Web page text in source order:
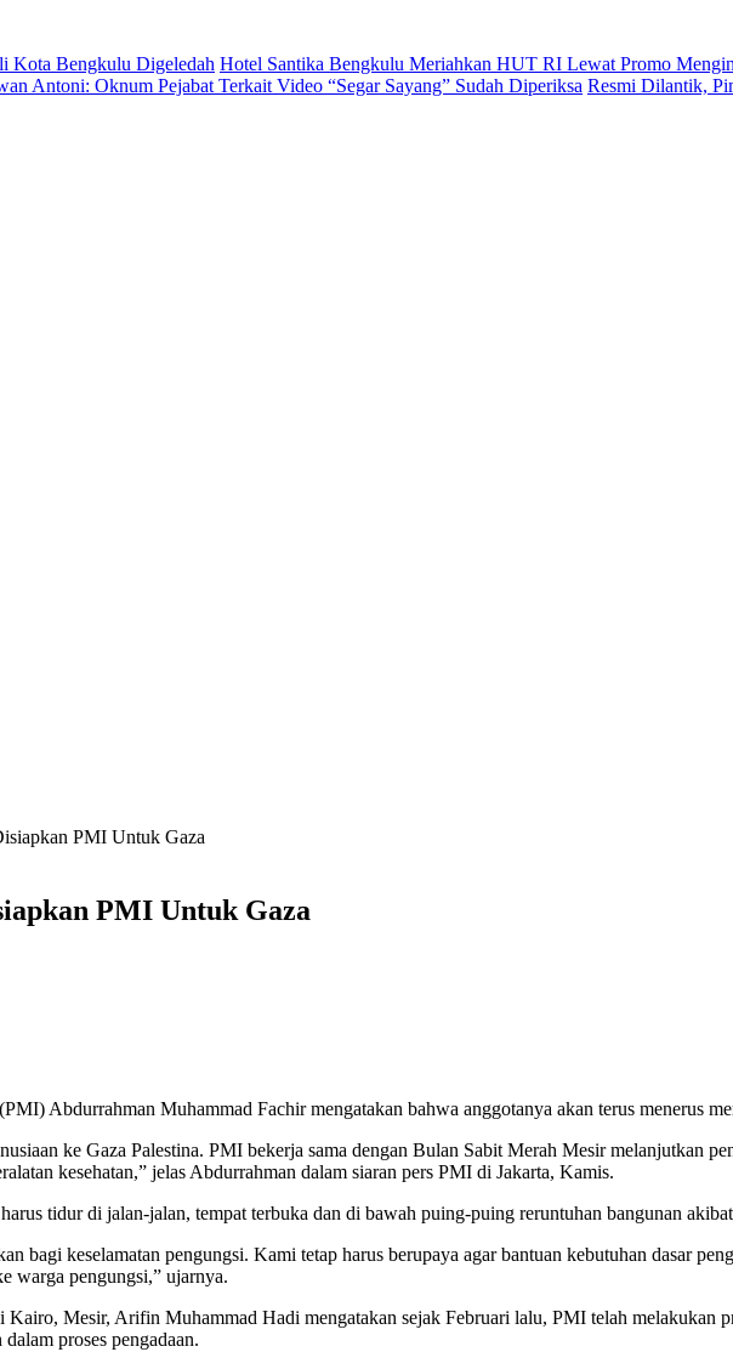
Kota Bengkulu Digeledah Hotel Santika Bengkulu Meriahkan HUT RI Lewat Promo
Antoni: Oknum Pejabat Terkait Video “Segar Sayang” Sudah Diperiksa Resmi Dilantik,
PMI Untuk Gaza
PMI Untuk Gaza
Abdurrahman Muhammad Fachir mengatakan bahwa anggotanya akan terus menerus
ke Gaza Palestina. PMI bekerja sama dengan Bulan Sabit Merah Mesir melanjutkan
kesehatan,” jelas Abdurrahman dalam siaran pers PMI di Jakarta, Kamis.
tidur di jalan-jalan, tempat terbuka dan di bawah puing-puing reruntuhan bangunan
bagi keselamatan pengungsi. Kami tetap harus berupaya agar bantuan kebutuhan dasar
warga pengungsi,” ujarnya.
Mesir, Arifin Muhammad Hadi mengatakan sejak Februari lalu, PMI telah melakukan
proses pengadaan.